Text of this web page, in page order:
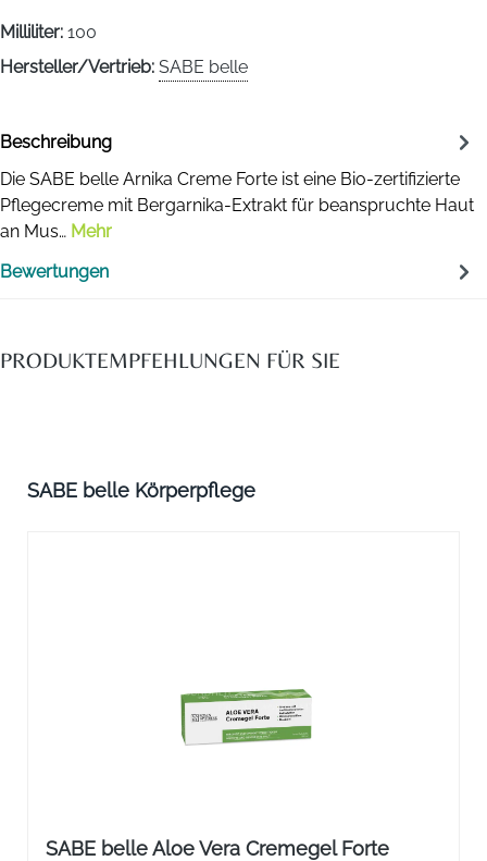
Milliliter: 100
Hersteller/Vertrieb: SABE belle
Beschreibung
Die SABE belle Arnika Creme Forte ist eine Bio-zertifizierte
Pflegecreme mit Bergarnika-Extrakt für beanspruchte Haut
an Mus… Mehr
Bewertungen
PRODUKTEMPFEHLUNGEN FÜR SIE
Produktgalerie überspringen
SABE belle Körperpflege
SABE belle Aloe Vera Cremegel Forte